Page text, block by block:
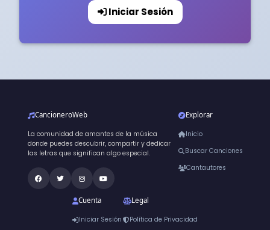
Iniciar Sesión
CancioneroWeb
La comunidad de amantes de la música
donde puedes descubrir, compartir y dedicar
las letras que significan algo especial.
Explorar
Inicio
Buscar Canciones
Cantautores
Cuenta
Iniciar Sesión
Legal
Política de Privacidad